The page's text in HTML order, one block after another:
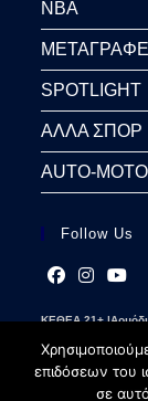
NBA
SPOTLIGHT
ΑΛΛΑ ΣΠΟΡ
AUTO-MOTO
Follow Us
in
a
new
in
a
new
tab
in
a
new
tab
ΚΕΘΕΑ 21+
επιδόσεων του
σε